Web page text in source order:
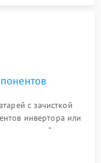
с зачисткой
инвертора или
дорожек и